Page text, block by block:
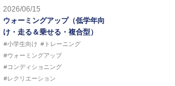
2026/06/15
ウォーミングアップ（低学年向
け・走る＆乗せる・複合型）
#小学生向け #トレーニング
#ウォーミングアップ
#コンディショニング
#レクリエーション